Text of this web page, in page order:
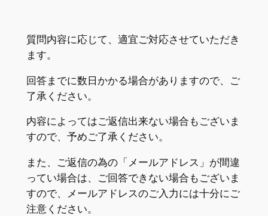
質問内容に応じて、適宜ご対応させていただき
ます。
回答までに数日かかる場合がありますので、ご
了承ください。
内容によってはご返信出来ない場合もございま
すので、予めご了承ください。
また、ご返信の為の「メールアドレス」が間違
ってい場合は、ご回答できない場合もございま
すので、メールアドレスのご入力には十分にご
注意ください。